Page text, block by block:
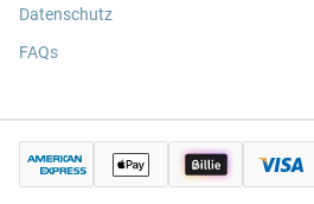
Datenschutz
FAQs